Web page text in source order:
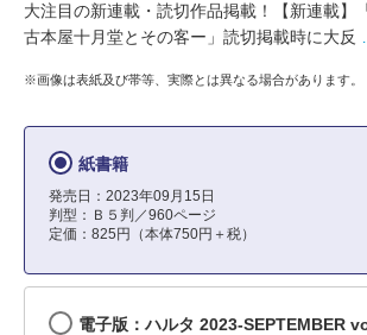
大注目の新連載・読切作品掲載！【新連載】
古本屋十月堂とその客ー」読切掲載時に大反
※画像は表紙及び帯等、実際とは異なる場合があります。
紙書籍
発売日：2023年09月15日
判型：Ｂ５判／960ページ
定価：825円（本体750円＋税）
電子版：ハルタ 2023-SEPTEMBER